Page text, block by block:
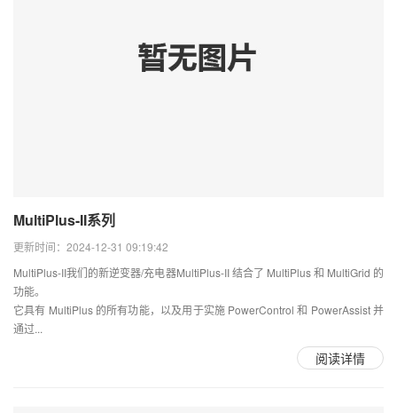
MultiPlus-II系列
更新时间：2024-12-31 09:19:42
MultiPlus-II我们的新逆变器/充电器MultiPlus-II 结合了 MultiPlus 和 MultiGrid 的
功能。
它具有 MultiPlus 的所有功能，以及用于实施 PowerControl 和 PowerAssist 并
通过...
阅读详情